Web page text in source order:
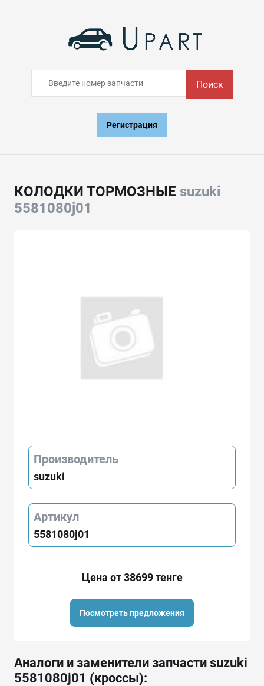
Поиск
Регистрация
КОЛОДКИ ТОРМОЗНЫЕ suzuki
5581080j01
Производитель
suzuki
Артикул
5581080j01
Цена от 38699 тенге
Посмотреть предложения
Аналоги и заменители запчасти suzuki
5581080j01 (кроссы):